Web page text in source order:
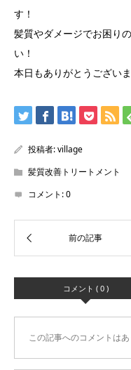
す！
髪質やダメージでお困り
い！
本日もありがとうござい
投稿者:village
髪質改善トリートメント
コメント:0
コメント ( 0 )
この記事へのコメントはあ